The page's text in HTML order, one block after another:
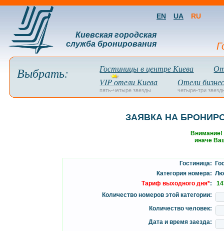
Киевская городская
служба бронирования
EN UA RU
Выбрать: Гостиницы в центре Киева
VIP отели Киева
пять-четыре звезды
Отели
четыре-три
ЗАЯВКА НА
иначе
Гостиница:
Категория номера:
Тариф выходного дня*:
Количество номеров этой категории:
Количество человек:
Дата и время заезда: